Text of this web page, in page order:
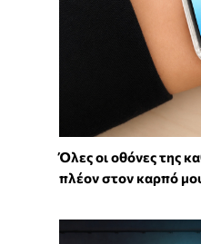
Όλες οι οθόνες της
πλέον στον καρπό